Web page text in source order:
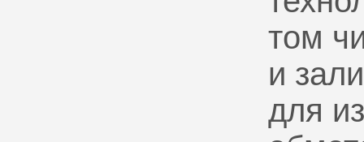
том
и
для